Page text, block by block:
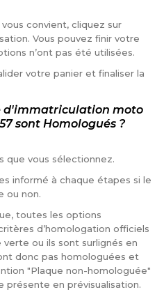
convient, cliquez sur
Vous pouvez finir votre
n’ont pas été utilisées.
votre panier et finaliser la
d'immatriculation moto
sont Homologués ?
que vous sélectionnez.
informé à chaque étapes si le
ou non.
toutes les options
d’homologation officiels
ou ils sont surlignés en
donc pas homologuées et
"Plaque non-homologuée"
présente en prévisualisation.